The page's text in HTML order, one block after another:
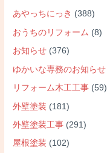
あやっちにっき (388)
おうちのリフォーム (8)
お知らせ (376)
ゆかいな専務のお知らせ
リフォーム木工工事 (59)
外壁塗装 (181)
外壁塗装工事 (291)
屋根塗装 (102)